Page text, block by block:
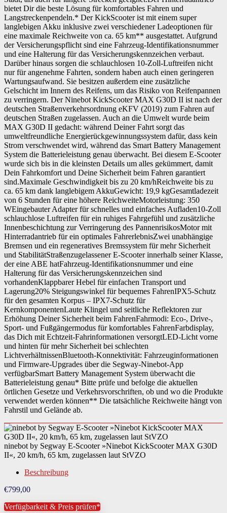
bietet Dir die beste Lösung für komfortables Fahren und
Langstreckenpendeln.* Der KickScooter ist mit einem super
langlebigen Akku inklusive zwei verschiedener Ladeoptionen für
eine maximale Reichweite von ca. 65 km** ausgestattet. Aufgrund
der Versicherungspflicht sind eine Fahrzeug-Identifikationsnummer
und eine Halterung für das Versicherungskennzeichen verbaut.
Darüber hinaus sorgen die schlauchlosen 10-Zoll-Luftreifen nicht
nur für angenehme Fahrten, sondern haben auch einen geringeren
Wartungsaufwand. Sie besitzen außerdem eine zusätzliche
Gelschicht im Innern des Reifens, um das Risiko von Reifenpannen
zu verringern. Der Ninebot KickScooter MAX G30D II ist nach der
deutschen Straßenverkehrsordnung eKFV (2019) zum Fahren auf
deutschen Straßen zugelassen. Auch an die Umwelt wurde beim
MAX G30D II gedacht: während Deiner Fahrt sorgt das
umweltfreundliche Energierückgewinnungssystem dafür, dass kein
Strom verschwendet wird, während das Smart Battery Management
System die Batterieleistung genau überwacht. Bei diesem E-Scooter
wurde sich bis in die kleinsten Details um alles gekümmert, damit
Dein Fahrkomfort und Deine Sicherheit beim Fahren garantiert
sind.Maximale Geschwindigkeit bis zu 20 km/hReichweite bis zu
ca. 65 km dank langlebigem AkkuGewicht: 19,9 kgGesamtladezeit
von 6 Stunden für eine höhere ReichweiteMotorleistung: 350
WEingebauter Adapter für schnelles und einfaches Aufladen10-Zoll
schlauchlose Luftreifen für ein ruhiges Fahrgefühl und zusätzliche
Innenbeschichtung zur Verringerung des PannenrisikosMotor mit
Hinterradantrieb für ein optimales FahrerlebnisZwei unabhängige
Bremsen und ein regeneratives Bremssystem für mehr Sicherheit
und StabilitätStraßenzugelassener E-Scooter innerhalb seiner Klasse,
der eine ABE hatFahrzeug-Identifikationsnummer und eine
Halterung für das Versicherungskennzeichen sind
vorhandenKlappbarer Hebel für einfachen Transport und
Lagerung20% Steigungswinkel für bequemes FahrenIPX5-Schutz
für den gesamten Korpus – IPX7-Schutz für
KernkomponentenLaute Klingel und seitliche Reflektoren zur
Erhöhung Deiner Sicherheit beim FahrenFahrmodi: Eco-, Drive-,
Sport- und Fußgängermodus für komfortables FahrenFarbdisplay,
das Dich mit Echtzeit-Fahrinformationen versorgtLED-Licht vorne
und hinten für mehr Sicherheit bei schlechten
LichtverhältnissenBluetooth-Konnektivität: Fahrzeuginformationen
und Firmware-Upgrades über die Segway-Ninebot-App
verfügbarSmart Battery Management System überwacht die
Batterieleistung genau* Bitte prüfe und befolge die aktuellen
örtlichen Gesetze und Verkehrsvorschriften, ob und wo die Produkte
verwendet werden können** Die tatsächliche Reichweite hängt von
Fahrstil und Gelände ab.
ninebot by Segway E-Scooter »Ninebot KickScooter MAX G30D
II«, 20 km/h, 65 km, zugelassen laut StVZO
Beschreibung
€799,00
Verfügbarkeit & Preis prüfen*